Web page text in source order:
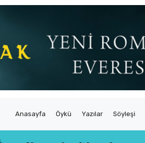
Anasayfa Öykü Yazılar Söyleşi